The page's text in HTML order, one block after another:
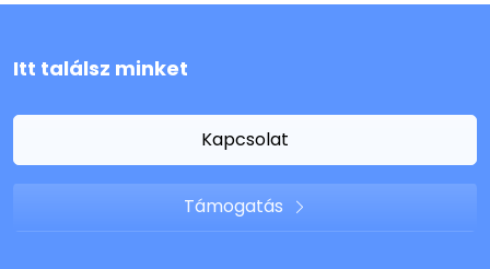
Itt találsz minket
Kapcsolat
Támogatás